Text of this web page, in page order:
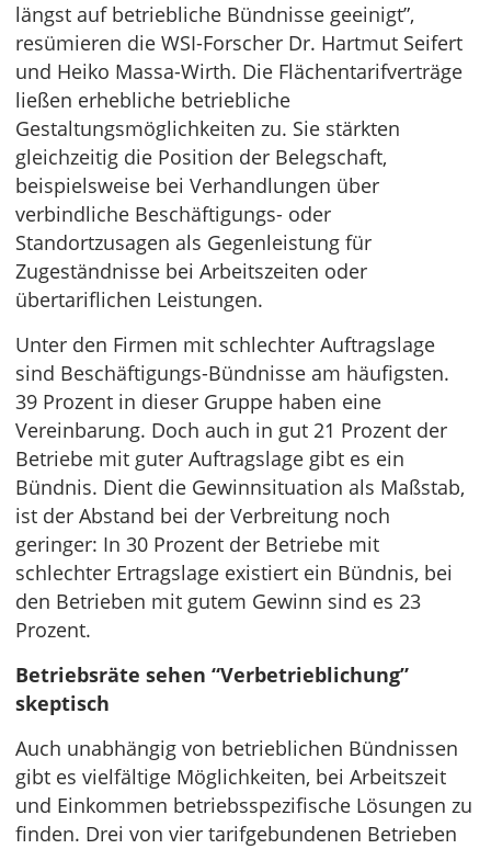
längst auf betriebliche Bündnisse geeinigt”,
resümieren die WSI-Forscher Dr. Hartmut Seifert
und Heiko Massa-Wirth. Die Flächentarifverträge
ließen erhebliche betriebliche
Gestaltungsmöglichkeiten zu. Sie stärkten
gleichzeitig die Position der Belegschaft,
beispielsweise bei Verhandlungen über
verbindliche Beschäftigungs- oder
Standortzusagen als Gegenleistung für
Zugeständnisse bei Arbeitszeiten oder
übertariflichen Leistungen.
Unter den Firmen mit schlechter Auftragslage
sind Beschäftigungs-Bündnisse am häufigsten.
39 Prozent in dieser Gruppe haben eine
Vereinbarung. Doch auch in gut 21 Prozent der
Betriebe mit guter Auftragslage gibt es ein
Bündnis. Dient die Gewinnsituation als Maßstab,
ist der Abstand bei der Verbreitung noch
geringer: In 30 Prozent der Betriebe mit
schlechter Ertragslage existiert ein Bündnis, bei
den Betrieben mit gutem Gewinn sind es 23
Prozent.
Betriebsräte sehen “Verbetrieblichung”
skeptisch
Auch unabhängig von betrieblichen Bündnissen
gibt es vielfältige Möglichkeiten, bei Arbeitszeit
und Einkommen betriebsspezifische Lösungen zu
finden. Drei von vier tarifgebundenen Betrieben